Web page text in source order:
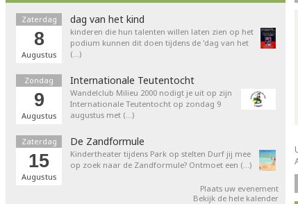
Zaterdag
8
Augustus
dag van het kind
kinderen die hun talenten willen laten zien op het
podium kunnen dit doen tijdens de 'dag van het
(…)
Zondag
9
Augustus
Internationale Teutentocht
Wandelclub Milieu 2000 nodigt je uit op zijn
Internationale Teutentocht op zondag 9
augustus met (…)
Zaterdag
15
Augustus
De Zandformule
Kindertheater tijdens Park op stelten Durf jij mee
op zoek naar de Zandformule? Ontmoet een (…)
Plaats uw evenement
Bekijk de hele kalender